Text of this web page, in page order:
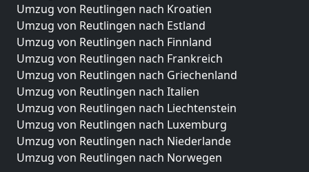
Umzug von Reutlingen nach Kroatien
Umzug von Reutlingen nach Estland
Umzug von Reutlingen nach Finnland
Umzug von Reutlingen nach Frankreich
Umzug von Reutlingen nach Griechenland
Umzug von Reutlingen nach Italien
Umzug von Reutlingen nach Liechtenstein
Umzug von Reutlingen nach Luxemburg
Umzug von Reutlingen nach Niederlande
Umzug von Reutlingen nach Norwegen